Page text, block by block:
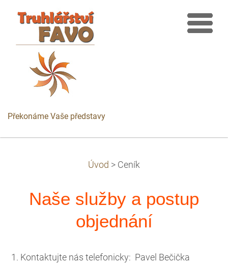
Překonáme Vaše představy
Úvod > Ceník
Naše služby a postup
objednání
Kontaktujte nás telefonicky: Pavel Bečička